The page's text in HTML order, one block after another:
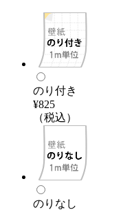
のり付き
¥825
（税込）
のりなし